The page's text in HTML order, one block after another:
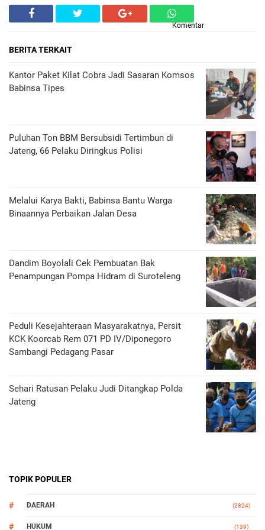
Komentar
BERITA TERKAIT
Kantor Paket Kilat Cobra Jadi Sasaran Komsos
Babinsa Tipes
Puluhan Ton BBM Bersubsidi Tertimbun di
Jateng, 66 Pelaku Diringkus Polisi
Melalui Karya Bakti, Babinsa Bantu Warga
Binaannya Perbaikan Jalan Desa
Dandim Boyolali Cek Pembuatan Bak
Penampungan Pompa Hidram di Suroteleng
Peduli Kesejahteraan Masyarakatnya, Persit
KCK Koorcab Rem 071 PD IV/Diponegoro
Sambangi Pedagang Pasar
Sehari Ratusan Pelaku Judi Ditangkap Polda
Jateng
TOPIK POPULER
DAERAH (2824)
HUKUM (139)